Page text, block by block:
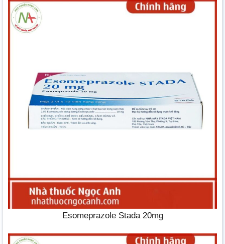
Esomeprazole Stada 20mg